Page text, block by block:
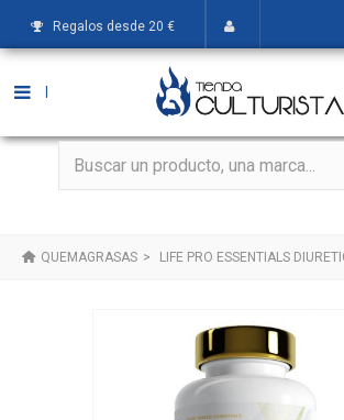
Regalos desde 20 €
QUEMAGRASAS > LIFE PRO ESSENTIALS